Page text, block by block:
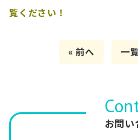
覧ください！
« 前へ 一
お問